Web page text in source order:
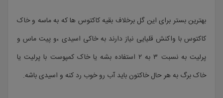
بهترین بستر برای این گل برخلاف بقیه کاکتوس ها که به ماسه و خاک
کاکتوس با واکنش قلیایی نیاز دارند به خاکی اسیدی ،و پیت ماس و
پرلیت به نسبت ۳ به ۲ استفاده بشه یا خاک کمپوست با پرلیت یا
خاک برگ به هر حال خاکتون باید آب رو خوب رد کنه و اسیدی باشه.